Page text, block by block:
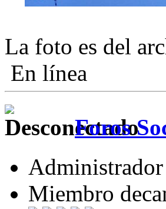
La foto es del
En línea
Foros
Administrador
Miembro